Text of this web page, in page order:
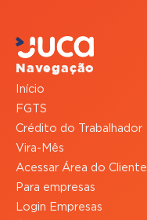
Navegação
Início
FGTS
Crédito do Trabalhador
Vira-Mês
Acessar Área do Cliente
Para empresas
Login Empresas